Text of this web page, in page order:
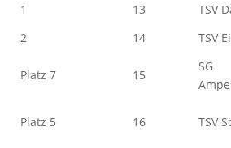
1 13
TSV
2 14 TSV
Platz 7 15
SG
Platz 5 16 TSV